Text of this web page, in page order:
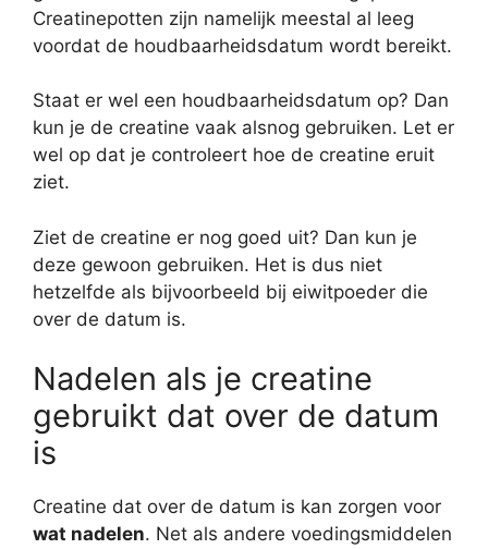
Creatinepotten zijn namelijk meestal al leeg
voordat de houdbaarheidsdatum wordt bereikt.
Staat er wel een houdbaarheidsdatum op? Dan
kun je de creatine vaak alsnog gebruiken. Let er
wel op dat je controleert hoe de creatine eruit
ziet.
Ziet de creatine er nog goed uit? Dan kun je
deze gewoon gebruiken. Het is dus niet
hetzelfde als bijvoorbeeld bij eiwitpoeder die
over de datum is.
Nadelen als je creatine
gebruikt dat over de datum
is
Creatine dat over de datum is kan zorgen voor
wat nadelen. Net als andere voedingsmiddelen